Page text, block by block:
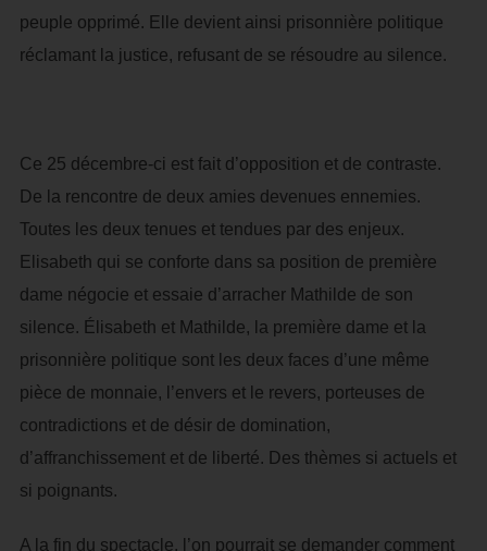
peuple opprimé. Elle devient ainsi prisonnière politique
réclamant la justice, refusant de se résoudre au silence.
Ce 25 décembre-ci est fait d’opposition et de contraste.
De la rencontre de deux amies devenues ennemies.
Toutes les deux tenues et tendues par des enjeux.
Elisabeth qui se conforte dans sa position de première
dame négocie et essaie d’arracher Mathilde de son
silence. Élisabeth et Mathilde, la première dame et la
prisonnière politique sont les deux faces d’une même
pièce de monnaie, l’envers et le revers, porteuses de
contradictions et de désir de domination,
d’affranchissement et de liberté. Des thèmes si actuels et
si poignants.
A la fin du spectacle, l’on pourrait se demander comment